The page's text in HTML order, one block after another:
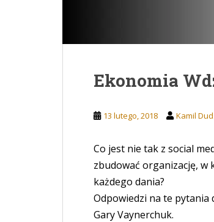
Ekonomia
13 lutego, 2018 Kamil
Co jest nie tak z social
zbudować organizację, w
każdego dania?
Odpowiedzi na te pytania
Gary Vaynerchuk.